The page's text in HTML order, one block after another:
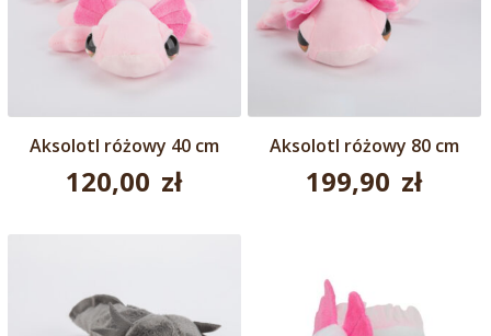
Aksolotl różowy 40 cm
120,00 zł
Aksolotl różowy 80 cm
199,90 zł